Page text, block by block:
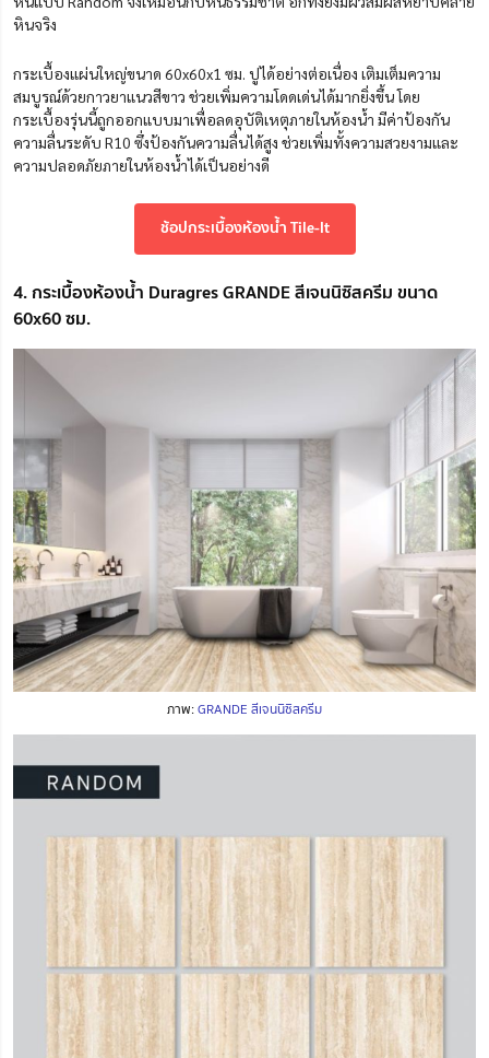
หินจริง
กระเบื้องแผ่นใหญ่ขนาด 60x60x1 ซม. ปูได้อย่างต่อเนื่อง เติมเต็มความ
สมบูรณ์ด้วยกาวยาแนวสีขาว ช่วยเพิ่มความโดดเด่นได้มากยิ่งขึ้น โดย
กระเบื้องรุ่นนี้ถูกออกแบบมาเพื่อลดอุบัติเหตุภายในห้องน้ำ มีค่าป้องกัน
ความลื่นระดับ R10 ซึ่งป้องกันความลื่นได้สูง ช่วยเพิ่มทั้งความสวยงามและ
ความปลอดภัยภายในห้องน้ำได้เป็นอย่างดี
ช้อปกระเบื้องห้องน้ำ Tile-It
4. กระเบื้องห้องน้ำ Duragres GRANDE สีเจนนิซิสครีม ขนาด
60x60 ซม.
ภาพ:GRANDE สีเจนนิซิสครีม